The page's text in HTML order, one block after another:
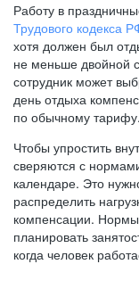
Работу в
Трудового кодекса
хотя должен был
не меньше двойной
сотрудник может
день отдыха
по обычному тарифу.
Чтобы упростить
сверяются с
календаре. Это
распределить
компенсации.
планировать
когда человек